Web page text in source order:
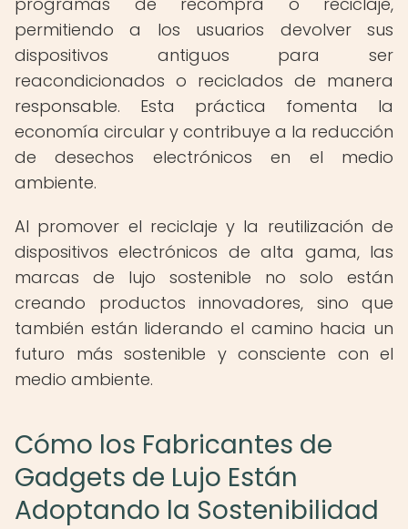
permitiendo a los usuarios devolver sus
dispositivos antiguos para ser
reacondicionados o reciclados de manera
responsable. Esta práctica fomenta la
economía circular y contribuye a la reducción
de desechos electrónicos en el medio
ambiente.
Al promover el reciclaje y la reutilización de
dispositivos electrónicos de alta gama, las
marcas de lujo sostenible no solo están
creando productos innovadores, sino que
también están liderando el camino hacia un
futuro más sostenible y consciente con el
medio ambiente.
Cómo los Fabricantes de
Gadgets de Lujo Están
Adoptando la Sostenibilidad